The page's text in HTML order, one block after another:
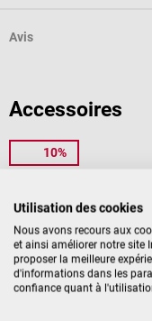
Avis
Accessoires
10%
Pour la mesure manuelle
amplitudes ECG
Utilisation des cookies
Nous avons recours aux
et ainsi améliorer notre site
proposer la meilleure
d'informations dans les
confiance quant à